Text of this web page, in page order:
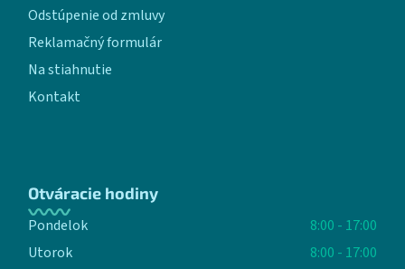
Odstúpenie od zmluvy
Reklamačný formulár
Na stiahnutie
Kontakt
Otváracie hodiny
Pondelok
8:00 - 17:00
Utorok
8:00 - 17:00